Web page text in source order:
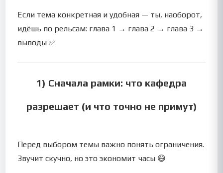
Если тема конкретная и удобная — ты, наоборот,
идёшь по рельсам: глава 1 → глава 2 → глава 3 →
выводы ✅
1) Сначала рамки: что кафедра
разрешает (и что точно не примут)
Перед выбором темы важно понять ограничения.
Звучит скучно, но это экономит часы 😄